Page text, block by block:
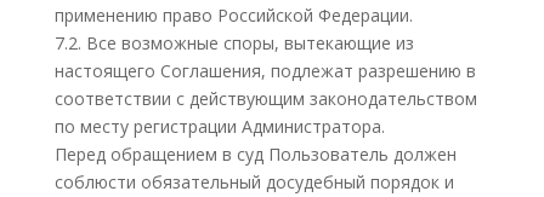
применению право Российской Федерации.
7.2. Все возможные споры, вытекающие из
настоящего Соглашения, подлежат разрешению в
соответствии с действующим законодательством
по месту регистрации Администратора.
Перед обращением в суд Пользователь должен
соблюсти обязательный досудебный порядок и